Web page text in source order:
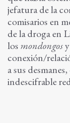
jefatura de la
comisarios en
de la droga en
los mondongos
conexión/
a sus
indescifrable